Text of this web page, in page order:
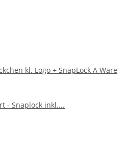
kl. Logo + SnapLock A Ware